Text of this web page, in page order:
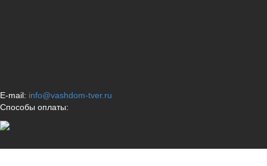
E-mail: info@vashdom-tver.ru
Способы оплаты: